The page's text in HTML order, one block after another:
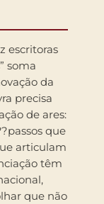
escritoras
soma
da
precisa
de ares:
que
articulam
têm
que não